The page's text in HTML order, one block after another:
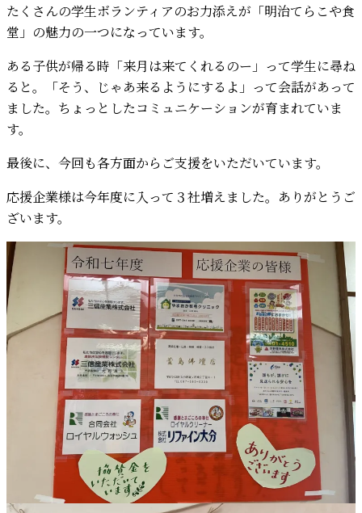
たくさんの学生ボランティアのお力添えが「明治てらこや食
堂」の魅力の一つになっています。
ある子供が帰る時「来月は来てくれるのー」って学生に尋ね
ると。「そう、じゃあ来るようにするよ」って会話があって
ました。ちょっとしたコミュニケーションが育まれていま
す。
最後に、今回も各方面からご支援をいただいています。
応援企業様は今年度に入って３社増えました。ありがとうご
ざいます。